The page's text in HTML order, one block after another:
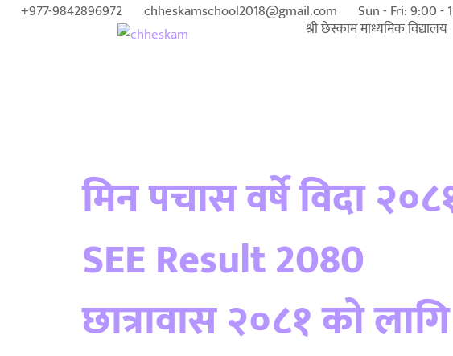
+977-9842896972 chheskamschool2018@gmail.com Sun - Fri: 9:00 -
श्री छेस्काम माध्यमिक विद्यालय
मिन पचास वर्षे विदा
SEE Result 2080
छात्रावास २०८१ को